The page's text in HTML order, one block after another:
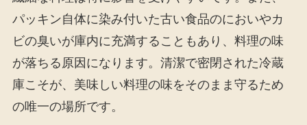
パッキン自体に染み付いた古い食品のにおいやカ
ビの臭いが庫内に充満することもあり、料理の味
が落ちる原因になります。清潔で密閉された冷蔵
庫こそが、美味しい料理の味をそのまま守るため
の唯一の場所です。